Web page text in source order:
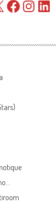
FacebookInstagramLinkedIn